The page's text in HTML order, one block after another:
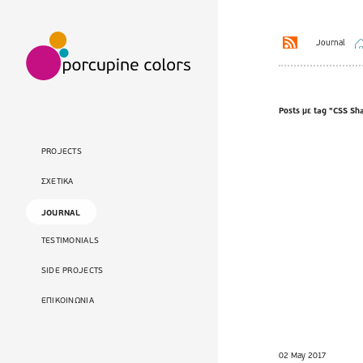
PROJECTS
ΣΧΕΤΙΚΑ
JOURNAL
TESTIMONIALS
SIDE PROJECTS
ΕΠΙΚΟΙΝΩΝΙΑ
Journal
Posts με tag "CSS
02 May 2017